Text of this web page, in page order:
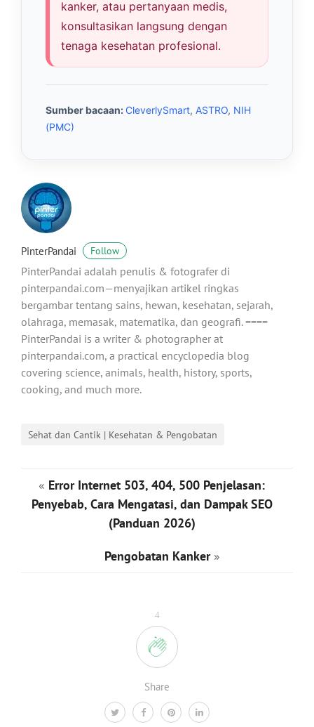
4
Share
kanker, atau pertanyaan medis,
konsultasikan langsung dengan
tenaga kesehatan profesional.
Sumber bacaan: CleverlySmart, ASTRO, NIH
(PMC)
PinterPandai Follow
PinterPandai adalah penulis & fotografer di
pinterpandai.com—menyajikan artikel ringkas
bergambar tentang sains, hewan, kesehatan, sejarah,
olahraga, memasak, matematika, dan geografi. ====
PinterPandai is a writer & photographer at
pinterpandai.com, a practical encyclopedia blog
covering science, animals, health, history, sports,
cooking, and much more.
Sehat dan Cantik | Kesehatan & Pengobatan
« Error Internet 503, 404, 500 Penjelasan:
Penyebab, Cara Mengatasi, dan Dampak SEO
(Panduan 2026)
Pengobatan Kanker»